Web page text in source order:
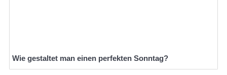
Wie gestaltet man einen perfekten Sonntag?